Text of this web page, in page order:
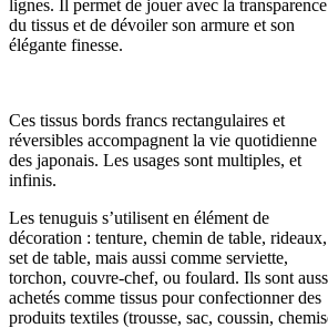
lignes. Il permet de jouer avec la transparence
du tissus et de dévoiler son armure et son
élégante finesse.
Ces tissus bords francs rectangulaires et
réversibles accompagnent la vie quotidienne
des japonais. Les usages sont multiples, et
infinis.
Les tenuguis s’utilisent en élément de
décoration : tenture, chemin de table, rideaux,
set de table, mais aussi comme serviette,
torchon, couvre-chef, ou foulard. Ils sont
achetés comme tissus pour confectionner des
produits textiles (trousse, sac, coussin,